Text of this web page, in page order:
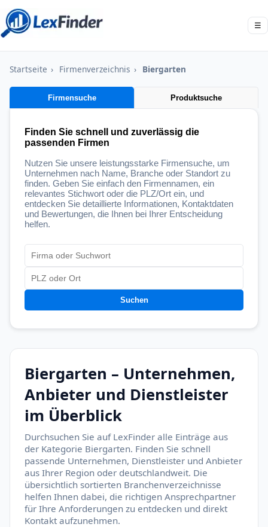
☰
Startseite › Firmenverzeichnis › Biergarten
Firmensuche Produktsuche
Finden Sie schnell und zuverlässig die
passenden Firmen
Nutzen Sie unsere leistungsstarke Firmensuche, um
Unternehmen nach Name, Branche oder Standort zu
finden. Geben Sie einfach den Firmennamen, ein
relevantes Stichwort oder die PLZ/Ort ein, und
entdecken Sie detaillierte Informationen, Kontaktdaten
und Bewertungen, die Ihnen bei Ihrer Entscheidung
helfen.
Suchen
Biergarten – Unternehmen,
Anbieter und Dienstleister
im Überblick
Durchsuchen Sie auf LexFinder alle Einträge aus
der Kategorie Biergarten. Finden Sie schnell
passende Unternehmen, Dienstleister und Anbieter
aus Ihrer Region oder deutschlandweit. Die
übersichtlich sortierten Branchenverzeichnisse
helfen Ihnen dabei, die richtigen Ansprechpartner
für Ihre Anforderungen zu entdecken und direkt
Kontakt aufzunehmen.